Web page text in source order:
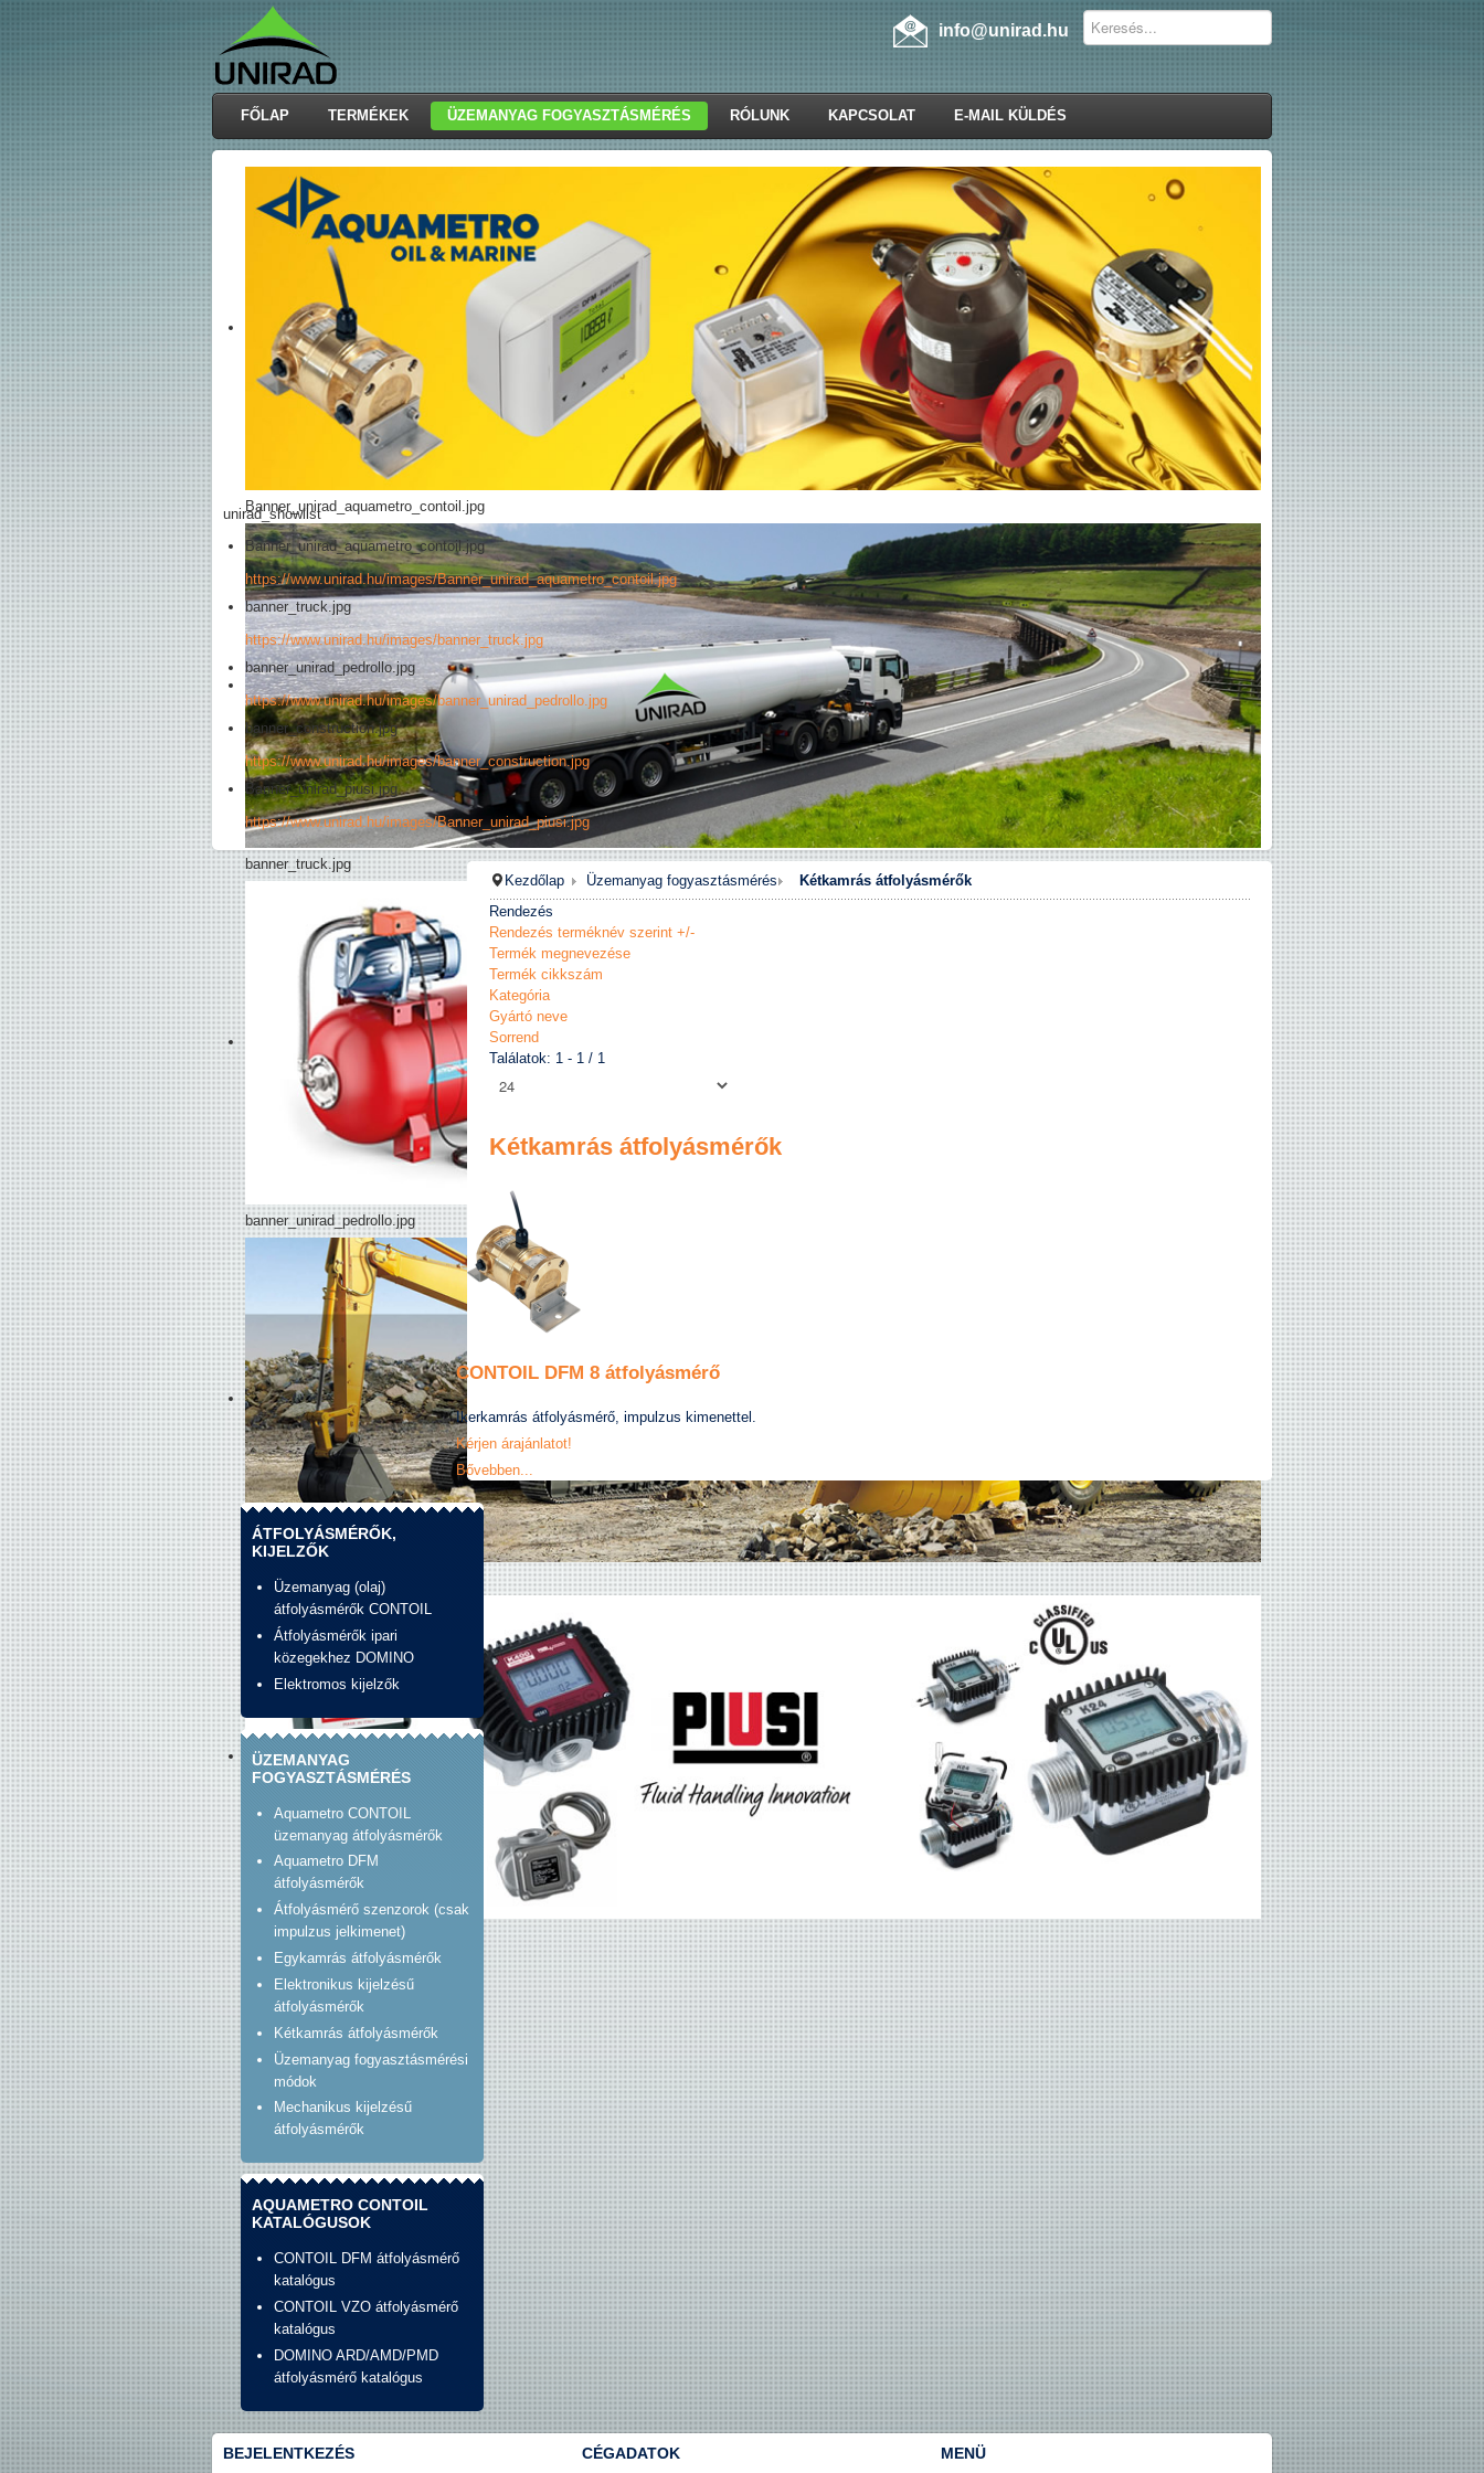
info@unirad.hu
FŐLAP TERMÉKEK ÜZEMANYAG FOGYASZTÁSMÉRÉS RÓLUNK KAPCSOLAT E-MAIL KÜLDÉS
Banner_unirad_aquametro_contoil.jpg
banner_truck.jpg
banner_unirad_pedrollo.jpg
banner_construction.jpg
Banner_unirad_piusi.jpg
unirad_showlist
Banner_unirad_aquametro_contoil.jpg
https://www.unirad.hu/images/Banner_unirad_aquametro_contoil.jpg
banner_truck.jpg
https://www.unirad.hu/images/banner_truck.jpg
banner_unirad_pedrollo.jpg
https://www.unirad.hu/images/banner_unirad_pedrollo.jpg
banner_construction.jpg
https://www.unirad.hu/images/banner_construction.jpg
Banner_unirad_piusi.jpg
https://www.unirad.hu/images/Banner_unirad_piusi.jpg
Kezdőlap Üzemanyag fogyasztásmérés
Kétkamrás átfolyásmérők
Rendezés
Rendezés terméknév szerint +/-
Termék megnevezése
Termék cikkszám
Kategória
Gyártó neve
Sorrend
Találatok: 1 - 1 / 1
Kétkamrás átfolyásmérők
CONTOIL DFM 8 átfolyásmérő
Ikerkamrás átfolyásmérő, impulzus kimenettel.
Kérjen árajánlatot!
Bővebben...
ÁTFOLYÁSMÉRŐK,
KIJELZŐK
Üzemanyag (olaj)
átfolyásmérők CONTOIL
Átfolyásmérők ipari
közegekhez DOMINO
Elektromos kijelzők
ÜZEMANYAG
FOGYASZTÁSMÉRÉS
Aquametro CONTOIL
üzemanyag átfolyásmérők
Aquametro DFM
átfolyásmérők
Átfolyásmérő szenzorok (csak
impulzus jelkimenet)
Egykamrás átfolyásmérők
Elektronikus kijelzésű
átfolyásmérők
Kétkamrás átfolyásmérők
Üzemanyag fogyasztásmérési
módok
Mechanikus kijelzésű
átfolyásmérők
AQUAMETRO CONTOIL
KATALÓGUSOK
CONTOIL DFM átfolyásmérő
katalógus
CONTOIL VZO átfolyásmérő
katalógus
DOMINO ARD/AMD/PMD
átfolyásmérő katalógus
BEJELENTKEZÉS CÉGADATOK MENÜ